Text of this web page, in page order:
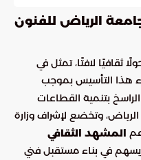
الرياض للفنون
ثقافيًا لافتًا، تمثل في
هذا التأسيس بموجب
بتنمية القطاعات
وتخضع لإشراف وزارة
المشهد الثقافي
ويسهم في بناء مستقبل فني